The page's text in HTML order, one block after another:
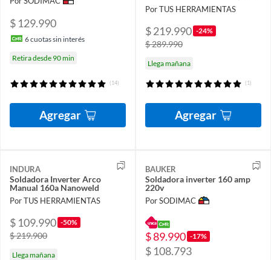
$ 129.990
6cuotas sin interés
Retira desde 90 min
(14)
Agregar
Por TUS HERRAMIENTAS
$ 219.990 -24%
$ 289.990
Llega mañana
(1)
Agregar
INDURA
Soldadora Inverter Arco
Manual 160a Nanoweld
Por TUS HERRAMIENTAS
$ 109.990 -50%
$ 219.900
Llega mañana
BAUKER
Soldadora inverter 160 amp
220v
Por SODIMAC
$ 89.990 -17%
$ 108.793